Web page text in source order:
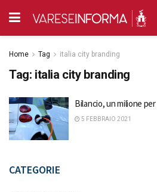
Home Tag italia city branding
Tag: italia city branding
Bilancio, un milione
5 FEBBRAIO 2021
CATEGORIE